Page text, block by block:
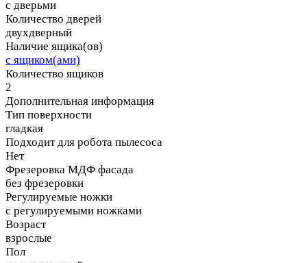
с дверьми
Количество дверей
двухдверный
Наличие ящика(ов)
с ящиком(ами)
Количество ящиков
2
Дополнительная информация
Тип поверхности
гладкая
Подходит для робота пылесоса
Нет
Фрезеровка МДФ фасада
без фрезеровки
Регулируемые ножки
с регулируемыми ножками
Возраст
взрослые
Пол